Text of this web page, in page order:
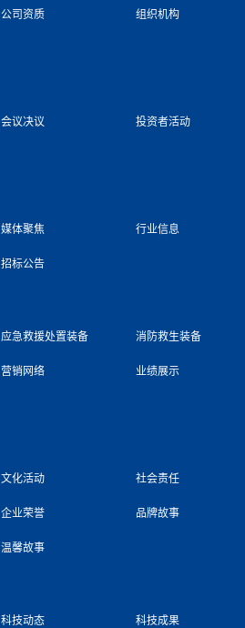
公司资质 组织机构
会议决议 投资者活动
媒体聚焦 行业信息
招标公告
应急救援处置装备 消防救生装备
营销网络 业绩展示
文化活动 社会责任
企业荣誉 品牌故事
温馨故事
科技动态 科技成果